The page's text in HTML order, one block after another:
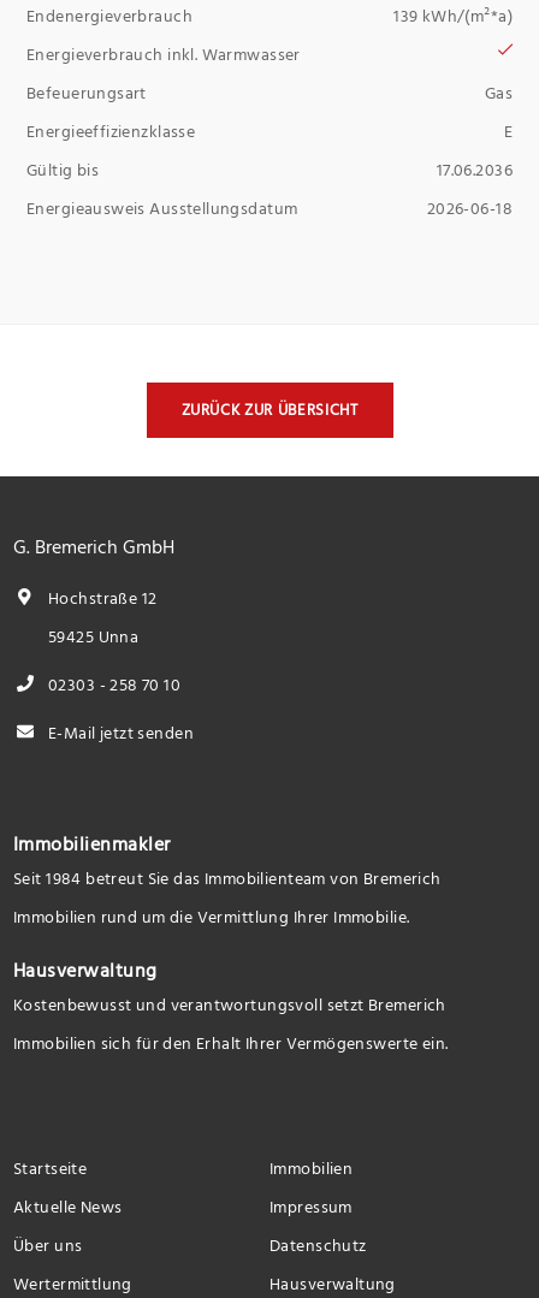
Endenergieverbrauch
139 kWh/(m²*a)
Energieverbrauch inkl. Warmwasser
Befeuerungsart
Gas
Energieeffizienzklasse
E
Gültig bis
17.06.2036
Energieausweis Ausstellungsdatum
2026-06-18
ZURÜCK ZUR ÜBERSICHT
G. Bremerich GmbH
Hochstraße 12
59425 Unna
02303 - 258 70 10
E-Mail jetzt senden
Immobilienmakler
Seit 1984 betreut Sie das Immobilienteam von Bremerich
Immobilien rund um die Vermittlung Ihrer Immobilie.
Hausverwaltung
Kostenbewusst und verantwortungsvoll setzt Bremerich
Immobilien sich für den Erhalt Ihrer Vermögenswerte ein.
Startseite
Immobilien
Aktuelle News
Impressum
Über uns
Datenschutz
Wertermittlung
Hausverwaltung